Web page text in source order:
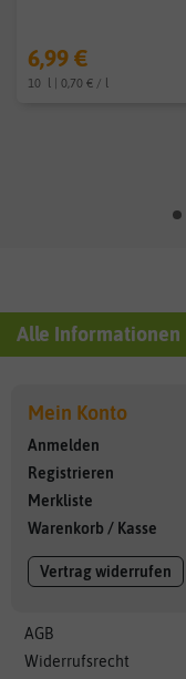
6,99 €
10 | 0,70 € / l
Alle
Mein Konto
Anmelden
Registrieren
Merkliste
Warenkorb / Kasse
Vertrag widerrufen
AGB
Widerrufsrecht